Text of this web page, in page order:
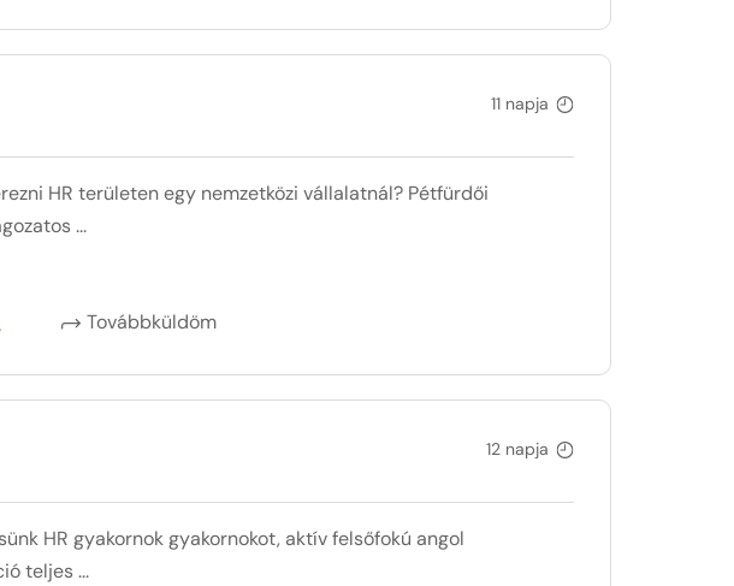
11 napja
HR területen egy nemzetközi vállalatnál? Pétfürdői
...
Továbbküldöm
12 napja
HR gyakornok gyakornokot, aktív felsőfokú angol
teljes ...